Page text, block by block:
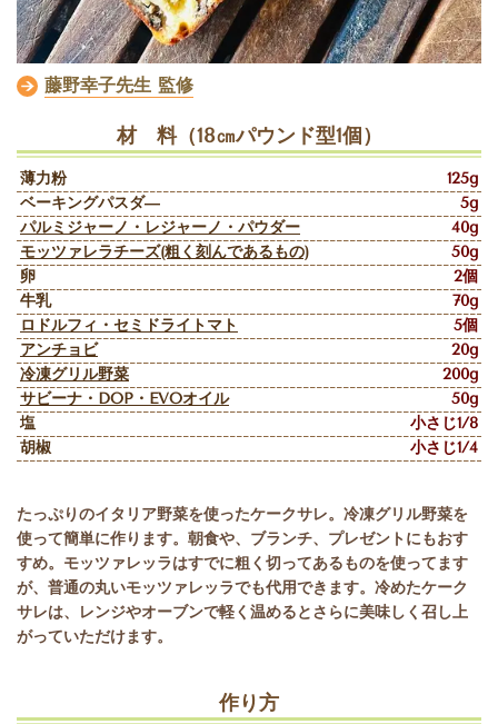
藤野幸子先生 監修
材 料（18㎝パウンド型1個）
薄力粉
125g
ベーキングパスダ―
5g
パルミジャーノ・レジャーノ・パウダー
40g
モッツァレラチーズ(粗く刻んであるもの)
50g
卵
2個
牛乳
70g
ロドルフィ・セミドライトマト
5個
アンチョビ
20g
冷凍グリル野菜
200g
サビーナ・DOP・EVOオイル
50g
塩
小さじ1/8
胡椒
小さじ1/4
たっぷりのイタリア野菜を使ったケークサレ。冷凍グリル野菜を
使って簡単に作ります。朝食や、ブランチ、プレゼントにもおす
すめ。モッツァレッラはすでに粗く切ってあるものを使ってます
が、普通の丸いモッツァレッラでも代用できます。冷めたケーク
サレは、レンジやオーブンで軽く温めるとさらに美味しく召し上
がっていただけます。
作り方